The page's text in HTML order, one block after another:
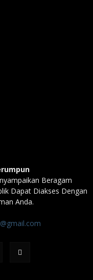
Beragam
Dapat Diakses Dengan
Anda.